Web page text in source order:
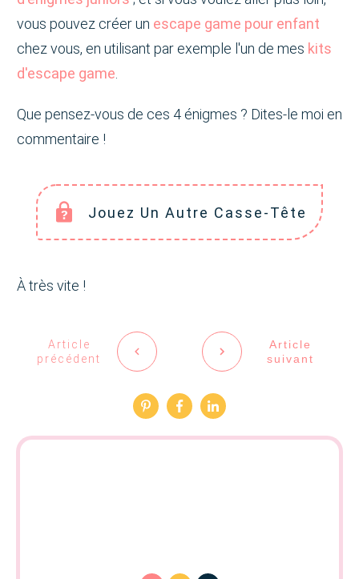
vous pouvez créer un escape game pour enfant
chez vous, en utilisant par exemple l'un de mes kits
d'escape game.
Que pensez-vous de ces 4 énigmes ? Dites-le moi en
commentaire !
Jouez Un Autre Casse-Tête
À très vite !
Article
précédent
Article
suivant